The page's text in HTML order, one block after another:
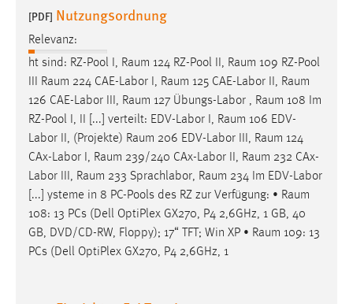
[PDF] Nutzungsordnung
Relevanz:
ht sind: RZ-Pool I, Raum 124 RZ-Pool II, Raum 109 RZ-Pool
Raum 224 CAE-Labor I, Raum 125 CAE-Labor II, Raum
126 CAE-Labor III, Raum 127 Übungs-Labor , Raum 108 Im
RZ-Pool I, II [...] verteilt: EDV-Labor I, Raum 106 EDV-
Labor II, (Projekte) Raum 206 EDV-Labor III, Raum 124
CAx-Labor I, Raum 239/240 CAx-Labor II, Raum 232 CAx-
Labor III, Raum 233 Sprachlabor, Raum 234 Im EDV-Labor
[...] ysteme in 8 PC-Pools des RZ zur Verfügung: • Raum
108: 13 PCs (Dell OptiPlex GX270, P4 2,6GHz, 1 GB, 40
GB, DVD/CD-RW, Floppy); 17“ TFT; Win XP • Raum 109: 13
PCs (Dell OptiPlex GX270, P4 2,6GHz, 1